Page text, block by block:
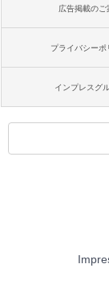
広告掲載のご
プライバシーポ
インプレスグ